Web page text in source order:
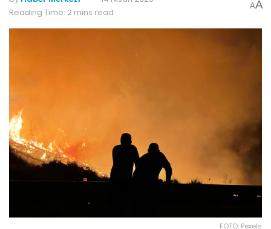
Reading Time: 2 mins read
AA
FOTO: Pexels